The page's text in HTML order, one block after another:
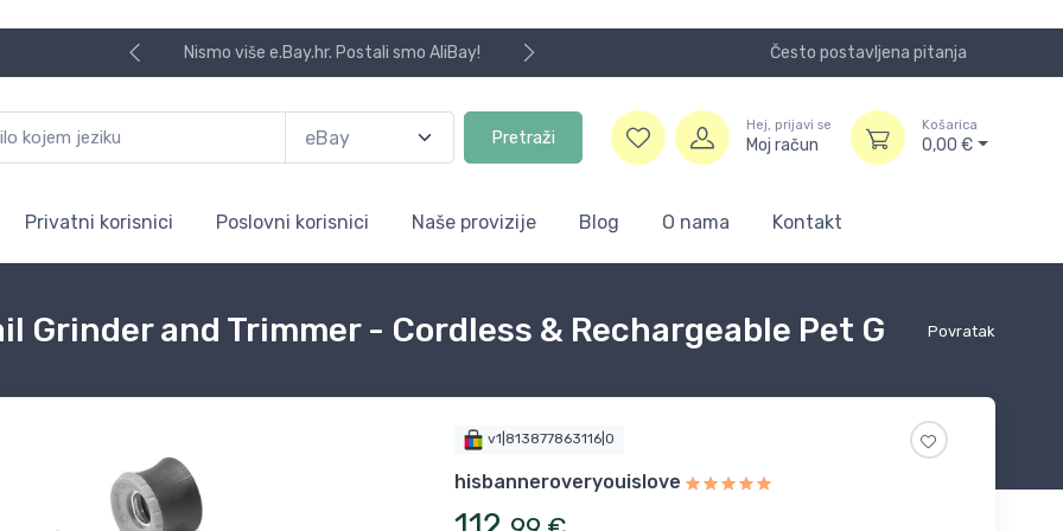
Nismo više e.Bay.hr. Postali smo AliBay! Često postavljena pitanja
Pretraži
Hej, prijavi se
Moj račun
Košarica
0,00 €
Privatni korisnici Poslovni korisnici Naše provizije Blog O nama Kontakt
Povratak
Grinder and Trimmer - Cordless & Rechargeable Pet G
v1|813877863116|0
hisbanneroveryouislove